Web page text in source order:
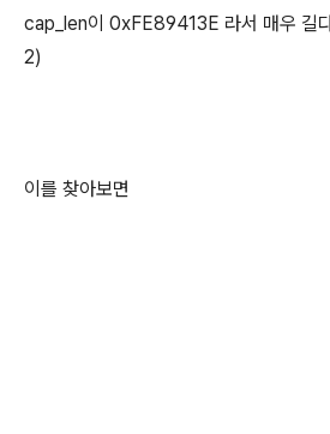
cap_len이 0xFE89413E 라서 매우 길
2)
이를 찾아보면